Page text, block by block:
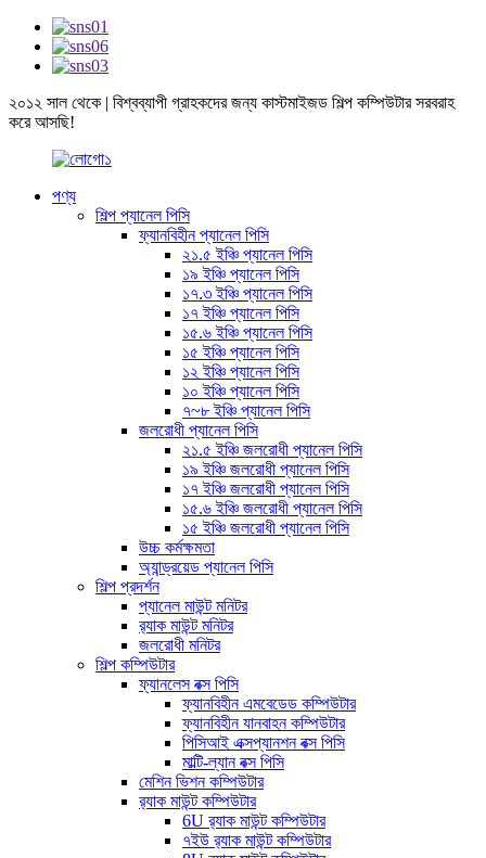
২০১২ সাল থেকে | বিশ্বব্যাপী গ্রাহকদের জন্য কাস্টমাইজড শিল্প কম্পিউটার সরবরাহ
করে আসছি!
পণ্য
শিল্প প্যানেল পিসি
ফ্যানবিহীন প্যানেল পিসি
২১.৫ ইঞ্চি প্যানেল পিসি
১৯ ইঞ্চি প্যানেল পিসি
১৭.৩ ইঞ্চি প্যানেল পিসি
১৭ ইঞ্চি প্যানেল পিসি
১৫.৬ ইঞ্চি প্যানেল পিসি
১৫ ইঞ্চি প্যানেল পিসি
১২ ইঞ্চি প্যানেল পিসি
১০ ইঞ্চি প্যানেল পিসি
৭~৮ ইঞ্চি প্যানেল পিসি
জলরোধী প্যানেল পিসি
২১.৫ ইঞ্চি জলরোধী প্যানেল পিসি
১৯ ইঞ্চি জলরোধী প্যানেল পিসি
১৭ ইঞ্চি জলরোধী প্যানেল পিসি
১৫.৬ ইঞ্চি জলরোধী প্যানেল পিসি
১৫ ইঞ্চি জলরোধী প্যানেল পিসি
উচ্চ কর্মক্ষমতা
অ্যান্ড্রয়েড প্যানেল পিসি
শিল্প প্রদর্শন
প্যানেল মাউন্ট মনিটর
র‍্যাক মাউন্ট মনিটর
জলরোধী মনিটর
শিল্প কম্পিউটার
ফ্যানলেস বক্স পিসি
ফ্যানবিহীন এমবেডেড কম্পিউটার
ফ্যানবিহীন যানবাহন কম্পিউটার
পিসিআই এক্সপ্যানশন বক্স পিসি
মাল্টি-ল্যান বক্স পিসি
মেশিন ভিশন কম্পিউটার
র‍্যাক মাউন্ট কম্পিউটার
6U র‍্যাক মাউন্ট কম্পিউটার
৭ইউ র‍্যাক মাউন্ট কম্পিউটার